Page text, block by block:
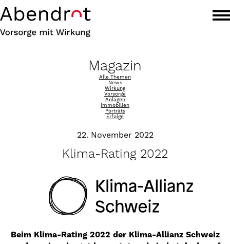
Magazin
Alle Themen
News
Wirkung
Vorsorge
Anlagen
Immobilien
Porträts
Erfolge
22. November 2022
Klima-Rating 2022
Beim Klima-Rating 2022 der Klima-Allianz Schweiz